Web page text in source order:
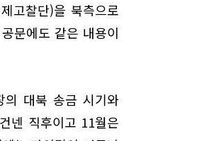
고찰단)을 북측으로
문에도 같은 내용이
대북 송금 시기와
넨 직후이고 11월은